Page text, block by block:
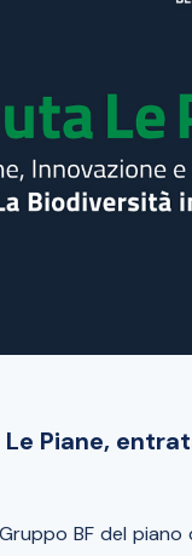
Piane,
BF del piano